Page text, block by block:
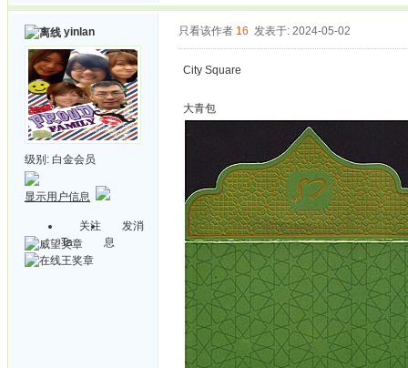
yinlan
级别: 白金会员
显示用户信息
关注
Ta
发消
息
只看该作者 16 发表于: 2024-05-02
City Square
大青包